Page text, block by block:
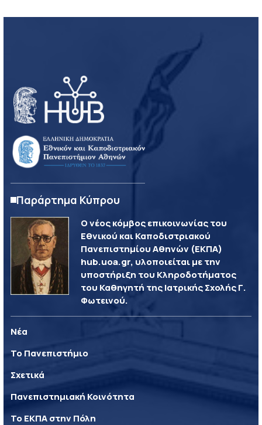
Παράρτημα Κύπρου
Ο νέος κόμβος επικοινωνίας του
Εθνικού και Καποδιστριακού
Πανεπιστημίου Αθηνών (ΕΚΠΑ)
hub.uoa.gr, υλοποιείται με την
υποστήριξη του Κληροδοτήματος
του Καθηγητή της Ιατρικής Σχολής Γ.
Φωτεινού.
Νέα
Το Πανεπιστήμιο
Σχετικά
Πανεπιστημιακή Κοινότητα
Το ΕΚΠΑ στην Πόλη